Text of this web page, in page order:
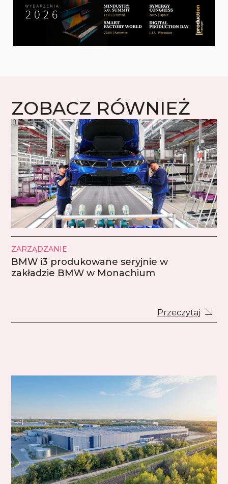
ZOBACZ RÓWNIEŻ
ZARZĄDZANIE
BMW i3 produkowane seryjnie w
zakładzie BMW w Monachium
Przeczytaj